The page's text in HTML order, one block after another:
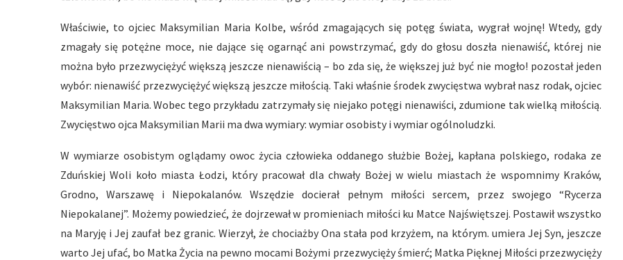
Właściwie, to ojciec Maksymilian Maria Kolbe, wśród zmagających się potęg świata, wygrał wojnę! Wtedy, gdy
zmagały się potężne moce, nie dające się ogarnąć ani powstrzymać, gdy do głosu doszła nienawiść, której nie
można było przezwyciężyć większą jeszcze nienawiścią – bo zda się, że większej już być nie mogło! pozostał jeden
wybór: nienawiść przezwyciężyć większą jeszcze miłością. Taki właśnie środek zwycięstwa wybrał nasz rodak, ojciec
Maksymilian Maria. Wobec tego przykładu zatrzymały się niejako potęgi nienawiści, zdumione tak wielką miłością.
Zwycięstwo ojca Maksymilian Marii ma dwa wymiary: wymiar osobisty i wymiar ogólnoludzki.
W wymiarze osobistym oglądamy owoc życia człowieka oddanego służbie Bożej, kapłana polskiego, rodaka ze
Zduńskiej Woli koło miasta Łodzi, który pracował dla chwały Bożej w wielu miastach że wspomnimy Kraków,
Grodno, Warszawę i Niepokalanów. Wszędzie docierał pełnym miłości sercem, przez swojego “Rycerza
Niepokalanej”. Możemy powiedzieć, że dojrzewał w promieniach miłości ku Matce Najświętszej. Postawił wszystko
na Maryję i Jej zaufał bez granic. Wierzył, że chociażby Ona stała pod krzyżem, na którym. umiera Jej Syn, jeszcze
warto Jej ufać, bo Matka Życia na pewno mocami Bożymi przezwycięży śmierć; Matka Pięknej Miłości przezwycięży